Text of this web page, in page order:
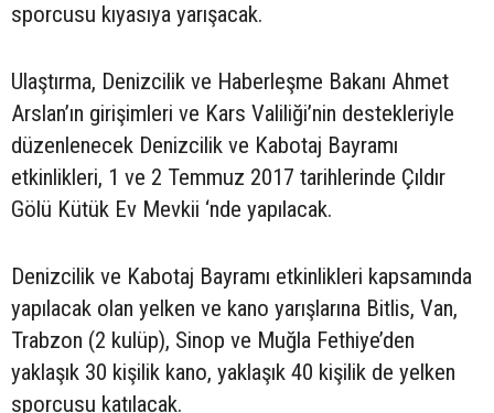
sporcusu kıyasıya yarışacak.
Ulaştırma, Denizcilik ve Haberleşme Bakanı Ahmet
Arslan’ın girişimleri ve Kars Valiliği’nin destekleriyle
düzenlenecek Denizcilik ve Kabotaj Bayramı
etkinlikleri, 1 ve 2 Temmuz 2017 tarihlerinde Çıldır
Gölü Kütük Ev Mevkii ‘nde yapılacak.
Denizcilik ve Kabotaj Bayramı etkinlikleri kapsamında
yapılacak olan yelken ve kano yarışlarına Bitlis, Van,
Trabzon (2 kulüp), Sinop ve Muğla Fethiye’den
yaklaşık 30 kişilik kano, yaklaşık 40 kişilik de yelken
sporcusu katılacak.